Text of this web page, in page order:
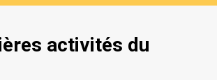
activités du